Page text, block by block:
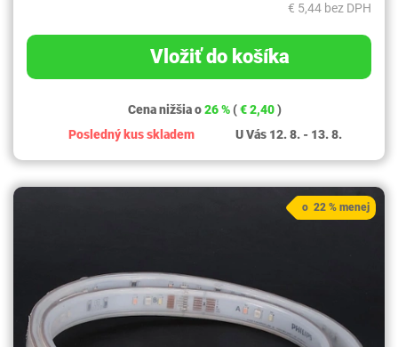
€ 5,44 bez DPH
Vložiť do košíka
Cena nižšia o26 % (€ 2,40)
Posledný kus skladem
U Vás 12. 8. - 13. 8.
o 22 % menej